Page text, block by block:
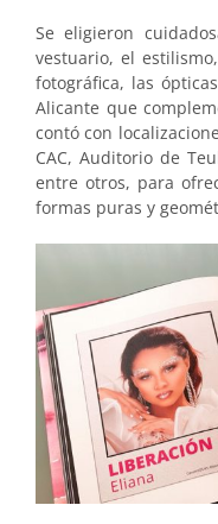
Se eligieron
vestuario, el
fotográfica, las
Alicante que
contó con
CAC, Auditorio de
entre otros, para
formas puras y